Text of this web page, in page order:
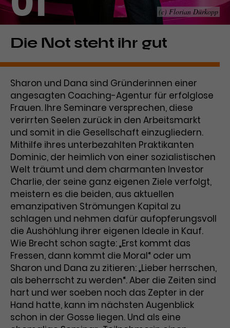
Laufzeit 1 Tag
Zweck
Dieses Cookie wird von Google
Analytics installiert. Das Cookie
wird verwendet, um Informationen
Besucher*innen eine Website
nutzen, und hilft bei der Erstellung
eines Analyseberichts über die
Performance der Website. Die
erhobenen Daten umfassen in
anonymisierter Form die Anzahl
der Besuche, die Quelle, aus der sie
stammen, und die besuchten
Seiten.
Name _gat_UA-63561367-1
Anbieter Google Analytics
Laufzeit 1 Minute
Das ist ein von Google Analytics
gesetztes Cookie. Bestimmte
Daten werden nur maximal einmal
pro Minute an Google Analytics
Name _gcl_aw
Anbieter Google Ads
Laufzeit 3 Monate
Zweck
Dieses Cookie speichert
Informationen zu Werbeklicks und
dient der Zuordnung von
Conversions zu Google Ads-
Kampagnen.
Name _gcl_dc
Anbieter Google / DoubleClick
Laufzeit 3 Monate
Zweck
Dieses Cookie wird verwendet, um
Nutzerinteraktionen mit
Werbeanzeigen zu messen und
Remarketing-Funktionen
bereitzustellen.
(c) Florian Dürkopp
Die Not steht ihr gut
Sharon und Dana sind Gründerinnen einer
angesagten Coaching-Agentur für erfolglose
Frauen. Ihre Seminare versprechen, diese
verirrten Seelen zurück in den Arbeitsmarkt
und somit in die Gesellschaft einzugliedern.
Mithilfe ihres unterbezahlten Praktikanten
Dominic, der heimlich von einer sozialistischen
Welt träumt und dem charmanten Investor
Charlie, der seine ganz eigenen Ziele verfolgt,
meistern es die beiden, aus aktuellen
emanzipativen Strömungen Kapital zu
schlagen und nehmen dafür aufopferungsvoll
die Aushöhlung ihrer eigenen Ideale in Kauf.
Wie Brecht schon sagte: „Erst kommt das
Fressen, dann kommt die Moral“ oder um
Sharon und Dana zu zitieren: „Lieber herrschen,
als beherrscht zu werden“. Aber die Zeiten sind
hart und wer soeben noch das Zepter in der
Hand hatte, kann im nächsten Augenblick
schon in der Gosse liegen. Und als eine